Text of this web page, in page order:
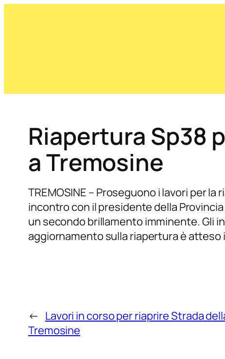
Riapertura Sp38
a Tremosine
TREMOSINE – Proseguono i lavori per
incontro con il presidente della
un secondo brillamento imminente. Gli
aggiornamento sulla riapertura è atteso
← Lavori in corso per riaprire Strada
Tremosine